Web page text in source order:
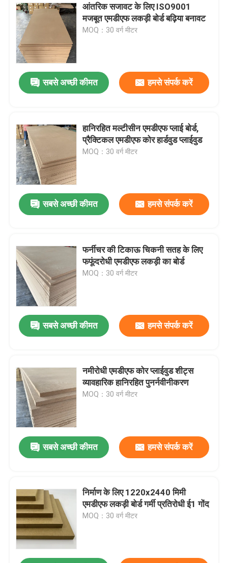
आंतरिक सजावट के लिए ISO9001
मजबूत एमडीएफ लकड़ी बोर्ड बढ़िया बनावट
MOQ：30 वर्ग मीटर
सबसे अच्छी कीमत हमसे संपर्क करें
हानिरहित मल्टीसीन एमडीएफ प्लाई बोर्ड,
प्रैक्टिकल एमडीएफ कोर हार्डवुड प्लाईवुड
MOQ：30 वर्ग मीटर
सबसे अच्छी कीमत हमसे संपर्क करें
फर्नीचर की टिकाऊ चिकनी सतह के लिए
फफूंदरोधी एमडीएफ लकड़ी का बोर्ड
MOQ：30 वर्ग मीटर
सबसे अच्छी कीमत हमसे संपर्क करें
नमीरोधी एमडीएफ कोर प्लाईवुड शीट्स
व्यावहारिक हानिरहित पुनर्नवीनीकरण
MOQ：30 वर्ग मीटर
सबसे अच्छी कीमत हमसे संपर्क करें
निर्माण के लिए 1220x2440 मिमी
एमडीएफ लकड़ी बोर्ड गर्मी प्रतिरोधी ई1 गोंद
MOQ：30 वर्ग मीटर